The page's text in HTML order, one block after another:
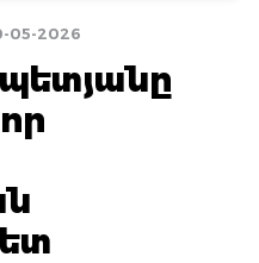
05-2026